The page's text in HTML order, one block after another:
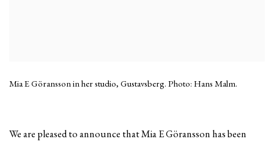
Mia E Göransson in her studio, Gustavsberg. Photo: Hans Malm.
We are pleased to announce that Mia E Göransson has been